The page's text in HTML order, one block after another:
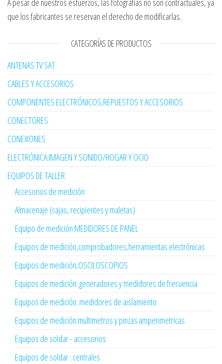
A pesar de nuestros esfuerzos, las fotografías no son contractuales, ya
que los fabricantes se reservan el derecho de modificarlas.
CATEGORÍAS DE PRODUCTOS
ANTENAS TV SAT
CABLES Y ACCESORIOS
COMPONENTES ELECTRÓNICOS,REPUESTOS Y ACCESORIOS
CONECTORES
CONEXIONES
ELECTRÓNICA:IMAGEN Y SONIDO/HOGAR Y OCIO
EQUIPOS DE TALLER
Accesorios de medición
Almacenaje (cajas, recipientes y maletas)
Equipo de medición:MEDIDORES DE PANEL
Equipos de medición,comprobadores,herramientas electrónicas
Equipos de medición,OSCILOSCOPIOS
Equipos de medición: generadores y medidores de frecuencia
Equipos de medición: medidores de aislamiento
Equipos de medición:multimetros y pinzas amperimetricas
Equipos de soldar - accesorios
Equipos de soldar : centrales